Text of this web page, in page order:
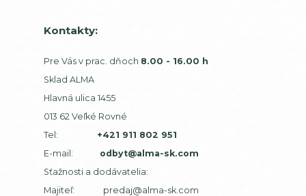
Kontakty:
Pre Vás v prac. dňoch 8.00 - 16.00 h
Sklad ALMA
Hlavná ulica 1455
013 62 Veľké Rovné
Tel:
+421 911 802 951
E-mail: odbyt@alma-sk.com
Sťažnosti a dodávatelia:
Majiteľ: predaj@alma-sk.com